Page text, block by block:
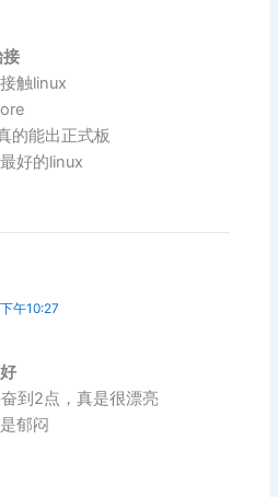
触linux
的能出正式板
好的linux
午10:27
到2点，真是很漂亮
郁闷